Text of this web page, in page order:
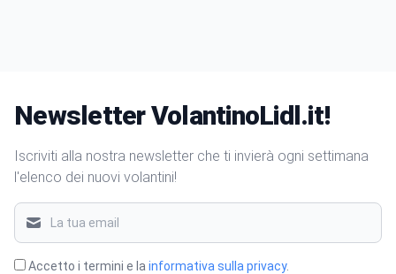
Newsletter VolantinoLidl.it!
Iscriviti alla nostra newsletter che ti invierà ogni settimana
l'elenco dei nuovi volantini!
Accetto i termini e la informativa sulla privacy.